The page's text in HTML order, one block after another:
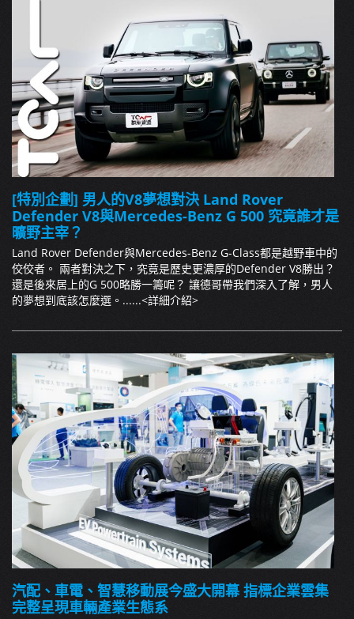
[特別企劃] 男人的V8夢想對決 Land Rover
Defender V8與Mercedes-Benz G 500 究竟誰才是
曠野主宰？
Land Rover Defender與Mercedes-Benz G-Class都是越野車中的
佼佼者。 兩者對決之下，究竟是歷史更濃厚的Defender V8勝出？
還是後來居上的G 500略勝一籌呢？ 讓德哥帶我們深入了解，男人
的夢想到底該怎麼選。......<詳細介紹>
汽配、車電、智慧移動展今盛大開幕 指標企業雲集
完整呈現車輛產業生態系